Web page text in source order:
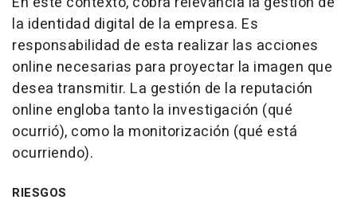
la identidad digital de la empresa. Es
responsabilidad de esta realizar las acciones
online necesarias para proyectar la imagen que
desea transmitir. La gestión de la reputación
online engloba tanto la investigación (qué
ocurrió), como la monitorización (qué está
ocurriendo).
RIESGOS